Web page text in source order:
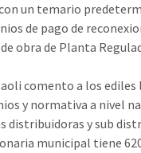
un temario
de pago de
obra de Planta
comento a los ediles
y normativa a nivel
distribuidoras y sub
municipal tiene